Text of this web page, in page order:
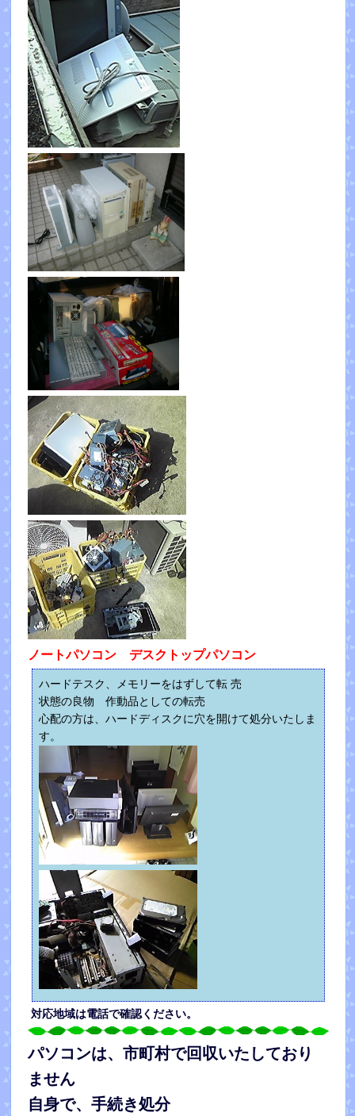
ノートパソコン デスクトップパソコン
ハードテスク、メモリーをはずして転 売
状態の良物 作動品としての転売
心配の方は、ハードディスクに穴を開けて処分いたしま
す。
対応地域は電話で確認ください。
パソコンは、市町村で回収いたしており
ません
自身で、手続き処分